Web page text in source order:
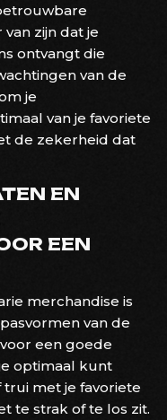
zijn dat je
ontvangt die
van de
je
van je favoriete
de zekerheid dat
EN
EEN
merchandise is
van de
een goede
optimaal kunt
met je favoriete
te strak of te los zit.